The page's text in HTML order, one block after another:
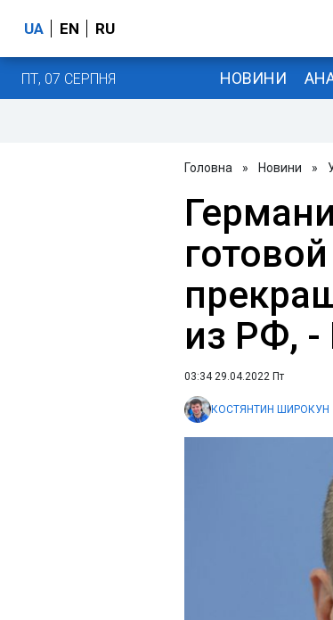
UA EN RU
ПТ, 07 СЕРПНЯ НОВИНИ
Головна » Новини »
из РФ,
03:34 29.04.2022 Пт
КОСТЯНТИН ШИРОКУН